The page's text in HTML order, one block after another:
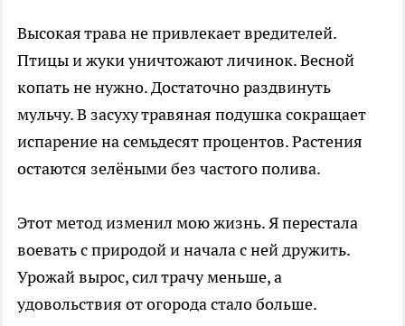
Высокая трава не привлекает вредителей.
Птицы и жуки уничтожают личинок. Весной
копать не нужно. Достаточно раздвинуть
мульчу. В засуху травяная подушка сокращает
испарение на семьдесят процентов. Растения
остаются зелёными без частого полива.
Этот метод изменил мою жизнь. Я перестала
воевать с природой и начала с ней дружить.
Урожай вырос, сил трачу меньше, а
удовольствия от огорода стало больше.